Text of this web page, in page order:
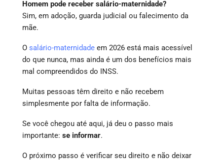
Homem pode receber salário-maternidade?
Sim, em adoção, guarda judicial ou falecimento da
mãe.
O salário-maternidade em 2026 está mais acessível
do que nunca, mas ainda é um dos benefícios mais
mal compreendidos do INSS.
Muitas pessoas têm direito e não recebem
simplesmente por falta de informação.
Se você chegou até aqui, já deu o passo mais
importante: se informar.
O próximo passo é verificar seu direito e não deixar